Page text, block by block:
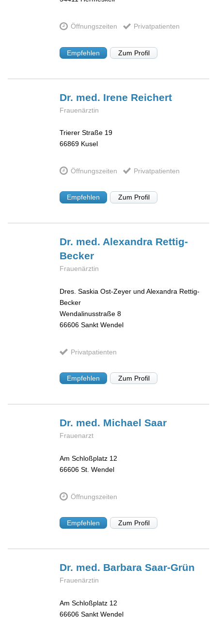
Öffnungszeiten Privatpatienten
Empfehlen Zum Profil
Dr. med. Irene Reichert
Frauenärztin
Trierer Straße 19
66869 Kusel
Öffnungszeiten Privatpatienten
Empfehlen Zum Profil
Dr. med. Alexandra Rettig-
Becker
Frauenärztin
Dres. Saskia Ost-Zeyer und Alexandra Rettig-
Becker
Wendalinusstraße 8
66606 Sankt Wendel
Privatpatienten
Empfehlen Zum Profil
Dr. med. MichaelSaar
Frauenarzt
Am Schloßplatz 12
66606 St. Wendel
Öffnungszeiten
Empfehlen Zum Profil
Dr. med. BarbaraSaar-Grün
Frauenärztin
Am Schloßplatz 12
66606 Sankt Wendel